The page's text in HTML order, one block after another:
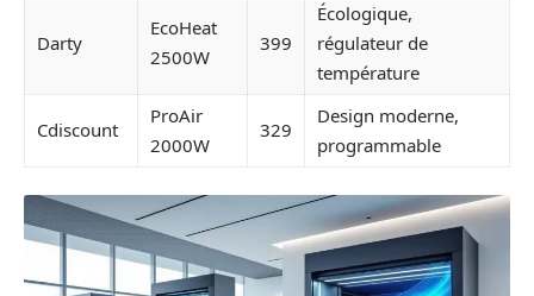
Darty
EcoHeat
2500W
399
Écologique,
régulateur de
température
Cdiscount
ProAir
2000W
329
Design moderne,
programmable